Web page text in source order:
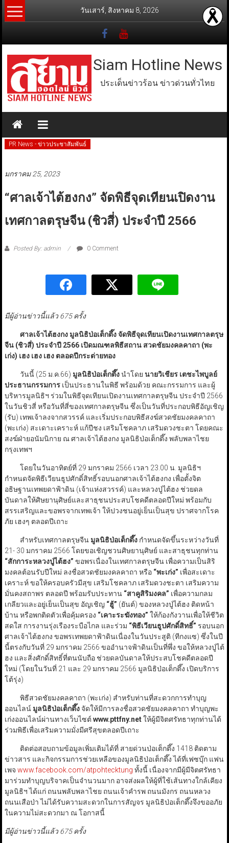
Skip
to
วันเสาร์, สิงหาคม 8, 2026
Siam Hotline News
ประเด็นข่าวร้อน ข่าวด่วนทั่วไทย
PR News - ข่าวประชาสัมพันธ์
มกราคม 25, 2023
“ศาลเจ้าไต้ฮงกง” จัดพิธีจุดเทียนเปิดงาน
เทศกาลตรุษจีน (ชิวสี่) ประจำปี 2566
Posted By: admin 0 Comment
มีผู้อ่านข่าวนี้แล้ว 675 ครั้ง
ศาลเจ้าไต้ฮงกง มูลนิธิป่อเต็กตึ๊ง จัดพิธีจุดเทียนเปิดงานเทศกาลตรุษ
จีน (ชิวสี่) ประจำปี 2566 เปิดมณฑลพิธีสถาน สวดชัยมงคลคาถา (พะ
เก่ง) เฮง เฮง เฮง ตลอดปีกระต่ายทอง
วันนี้ (25 ม.ค.66) มูลนิธิป่อเต็กตึ๊งนำโดย นายวิเชียร เตชะไพบูลย์
ประธานกรรมการเป็นประธานในพิธี พร้อมด้วย คณะกรรมการ และผู้
บริหารมูลนิธิฯ ร่วมในพิธีจุดเทียนเปิดงานเทศกาลตรุษจีน ประจำปี 2566
ในวันชิวสี่ หรือวันที่สี่ของเทศกาลตรุษจีน ซึ่งเป็นวันที่ประกอบพิธีอัญเชิญ
(รับ) เทพเจ้าลงจากสวรรค์ และเริ่มประกอบพิธีสงฆ์สวดชัยมงคลคาถา
(พะเก่ง) สะเดาะเคราะห์ แก้ปีชง เสริมโชคลาภ เสริมดวงชะตา โดยคณะ
สงฆ์ฝ่ายอนัมนิกาย ณ ศาลเจ้าไต้ฮงกง มูลนิธิป่อเต็กตึ๊ง พลับพลาไชย
กรุงเทพฯ
โดยในวันอาทิตย์ที่ 29 มกราคม 2566 เวลา 23.00 น. มูลนิธิฯ
กำหนดจัดพิธีเวียนธูปศักดิ์สิทธิ์รอบนอกศาลเจ้าไต้ฮงกง เพื่อตั้งจิต
อธิษฐานเทพยดาฟ้าดิน (เจ้าแห่งสวรรค์) และหลวงปู่ไต้ฮง ช่วยดล
บันดาลให้ศิษยานุศิษย์และสาธุชนประสบโชคดีตลอดปีใหม่ พร้อมกับ
สรรเสริญและขอพรจากเทพเจ้า ให้ปวงชนอยู่เย็นเป็นสุข ปราศจากโรค
ภัย เฮงๆ ตลอดปีเถาะ
สำหรับเทศกาลตรุษจีน มูลนิธิป่อเต็กตึ๊งกำหนดจัดขึ้นระหว่างวันที่
21- 30 มกราคม 2566 โดยขอเชิญชวนศิษยานุศิษย์ และสาธุชนทุกท่าน
“สักการะหลวงปู่ไต้ฮง” ขอพรเนื่องในเทศกาลตรุษจีน เพื่อความเป็นสิริ
มงคลต้อนรับปีใหม่ ลงชื่อสวดชัยมงคลคาถา หรือ “พะเก่ง” เพื่อสะเดาะ
เคราะห์ ขอให้ครอบครัวมีสุข เสริมโชคลาภ เสริมดวงชะตา เสริมความ
มั่นคงสถาพร ตลอดปี พร้อมรับประทาน “สาคูสิริมงคล” เพื่อความกลม
เกลียวและอยู่เย็นเป็นสุข อัญเชิญ “ฮู้” (ยันต์) ของหลวงปู่ไต้ฮง ติดหน้า
บ้าน หรือพกติดตัวเพื่อคุ้มครอง “เคาะระฆังทอง” ให้ก้องกังวานเพื่อให้ชีวิต
สดใส การงานรุ่งเรืองระบือไกล และร่วม “พิธีเวียนธูปศักดิ์สิทธิ์” รอบนอก
ศาลเจ้าไต้ฮงกง ขอพรเทพยดาฟ้าดินเนื่องในวันประสูติ (ทีกงแซ) ซึ่งในปี
นี้ตรงกับวันที่ 29 มกราคม 2566 ขออำนาจฟ้าดินเป็นที่พึ่ง ขอให้หลวงปู่ไต้
ฮง และสิ่งศักดิ์สิทธิ์ที่ตนนับถือ ช่วยดลบันดาลให้ประสบโชคดีตลอดปี
ใหม่ (โดยในวันที่ 21 และ 29 มกราคม 2566 มูลนิธิป่อเต็กตึ๊ง เปิดบริการ
โต้รุ่ง)
พิธีสวดชัยมงคลคาถา (พะเก่ง) สำหรับท่านที่สะดวกการทำบุญ
ออนไลน์ มูลนิธิป่อเต็กตึ๊งจัดให้มีการลงชื่อสวดชัยมงคลคาถา ทำบุญพะ
เก่งออนไลน์ผ่านทางเว็บไซต์ www.pttfny.netให้ผู้มีจิตศรัทธาทุกท่านได้
ร่วมพิธีเพื่อเสริมความมั่งมีศรีสุขตลอดปีเถาะ
ติดต่อสอบถามข้อมูลเพิ่มเติมได้ที่ สายด่วนป่อเต็กตึ๊ง 1418 ติดตาม
ข่าวสาร และกิจกรรมการช่วยเหลือของมูลนิธิป่อเต็กตึ๊ง ได้ที่เฟซบุ๊ก แฟน
เพจ www.facebook.com/atpohtecktung ทั้งนี้ เนื่องจากมีผู้มีจิตศรัทธา
มาร่วมทำบุญบริจาคเป็นจำนวนมาก อาจส่งผลให้ผู้ที่ใช้เส้นทางใกล้เคียง
มูลนิธิฯ ได้แก่ ถนนพลับพลาไชย ถนนเจ้าคำรพ ถนนมังกร ถนนหลวง
ถนนเสือป่า ไม่ได้รับความสะดวกในการสัญจร มูลนิธิป่อเต็กตึ๊งจึงขออภัย
ในความไม่สะดวกมา ณ โอกาสนี้
มีผู้อ่านข่าวนี้แล้ว 675 ครั้ง